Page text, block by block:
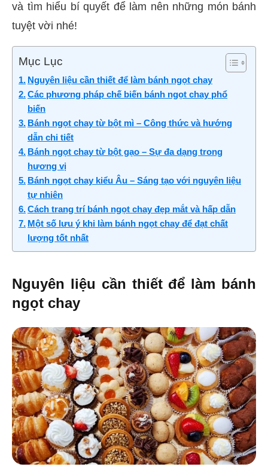
và tìm hiểu bí quyết để làm nên những món bánh
tuyệt vời nhé!
Mục Lục
Nguyên liệu cần thiết để làm bánh ngọt chay
Các phương pháp chế biến bánh ngọt chay phổ
biến
Bánh ngọt chay từ bột mì – Công thức và hướng
dẫn chi tiết
Bánh ngọt chay từ bột gạo – Sự đa dạng trong
hương vị
Bánh ngọt chay kiểu Âu – Sáng tạo với nguyên liệu
tự nhiên
Cách trang trí bánh ngọt chay đẹp mắt và hấp dẫn
Một số lưu ý khi làm bánh ngọt chay để đạt chất
lượng tốt nhất
Nguyên liệu cần thiết để làm bánh
ngọt chay